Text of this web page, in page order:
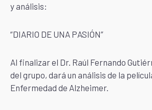
y análisis:
“DIARIO DE UNA PASIÓN”
Al finalizar el Dr. Raúl Fernando
del grupo, dará un análisis de la
Enfermedad de Alzheimer.